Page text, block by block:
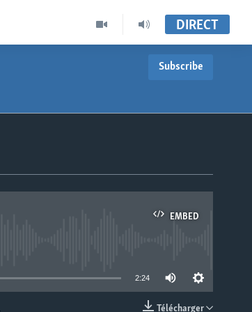
DIRECT
Subscribe
EMBED
2:24
Télécharger